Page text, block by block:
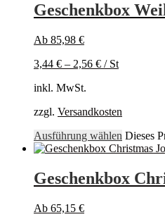
Geschenkbox
Ab 85,98 €
3,44 € – 2,56 € / St
inkl. MwSt.
zzgl. Versandkosten
Ausführung wählen Dieses
Geschenkbox
Ab 65,15 €